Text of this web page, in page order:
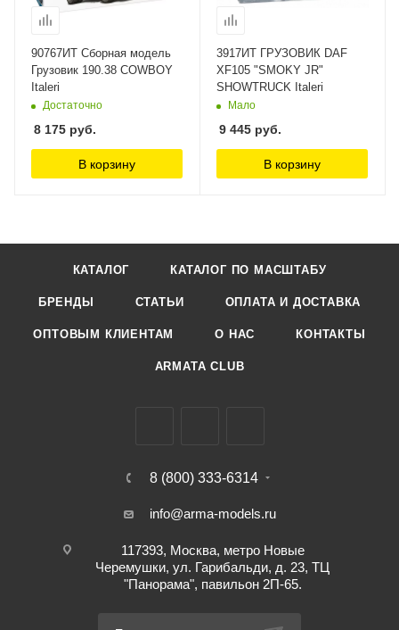
90767ИТ Сборная модель
Грузовик 190.38 COWBOY
Italeri
Достаточно
8 175 руб.
В корзину
3917ИТ ГРУЗОВИК DAF
XF105 "SMOKY JR"
SHOWTRUCK Italeri
Мало
9 445 руб.
В корзину
КАТАЛОГ КАТАЛОГ ПО МАСШТАБУ
БРЕНДЫ СТАТЬИ ОПЛАТА И ДОСТАВКА
ОПТОВЫМ КЛИЕНТАМ О НАС КОНТАКТЫ
ARMATA CLUB
8 (800) 333-6314
info@arma-models.ru
117393, Москва, метро Новые
Черемушки, ул. Гарибальди, д. 23, ТЦ
"Панорама", павильон 2П-65.